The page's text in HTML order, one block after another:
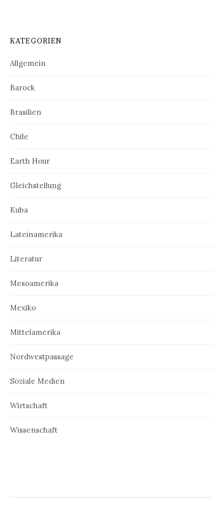
KATEGORIEN
Allgemein
Barock
Brasilien
Chile
Earth Hour
Gleichstellung
Kuba
Lateinamerika
Literatur
Mesoamerika
Mexiko
Mittelamerika
Nordwestpassage
Soziale Medien
Wirtschaft
Wissenschaft